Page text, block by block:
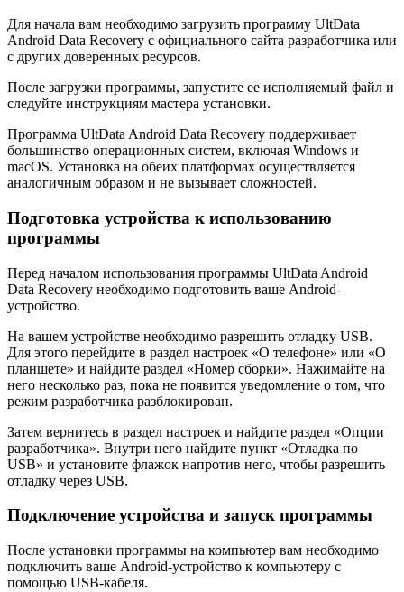
Для начала вам необходимо загрузить программу UltData
Android Data Recovery с официального сайта разработчика или
с других доверенных ресурсов.
После загрузки программы, запустите ее исполняемый файл и
следуйте инструкциям мастера установки.
Программа UltData Android Data Recovery поддерживает
большинство операционных систем, включая Windows и
macOS. Установка на обеих платформах осуществляется
аналогичным образом и не вызывает сложностей.
Подготовка устройства к использованию
программы
Перед началом использования программы UltData Android
Data Recovery необходимо подготовить ваше Android-
устройство.
На вашем устройстве необходимо разрешить отладку USB.
Для этого перейдите в раздел настроек «О телефоне» или «О
планшете» и найдите раздел «Номер сборки». Нажимайте на
него несколько раз, пока не появится уведомление о том, что
режим разработчика разблокирован.
Затем вернитесь в раздел настроек и найдите раздел «Опции
разработчика». Внутри него найдите пункт «Отладка по
USB» и установите флажок напротив него, чтобы разрешить
отладку через USB.
Подключение устройства и запуск программы
После установки программы на компьютер вам необходимо
подключить ваше Android-устройство к компьютеру с
помощью USB-кабеля.